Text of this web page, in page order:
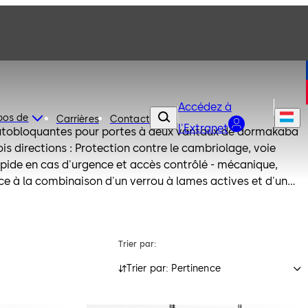
de Carrières Contact
Accédez à
l'Extranet
pour portes à deux vantaux de dormakaba
directions : Protection contre le cambriolage, voie
en cas d'urgence et accès contrôlé - mécanique,
de produits pour les portes à battants et les portes
variantes de profilés et de cylindres ronds selon la
Trier par:
Trier par: Pertinence